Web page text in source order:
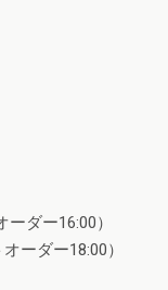
ダー16:00）
ーダー18:00）